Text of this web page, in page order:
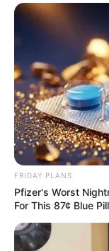
FRIDAY PLANS
Pfizer's Worst
For This 87¢ Blue